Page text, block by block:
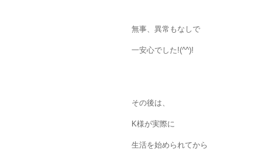
無事、異常もなしで
一安心でした!(^^)!
その後は、
K様が実際に
生活を始められてから